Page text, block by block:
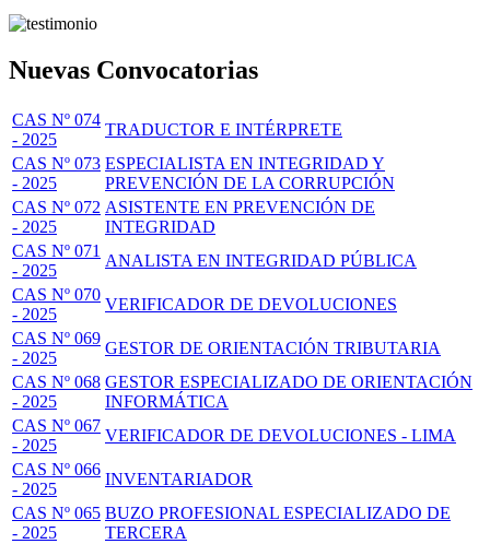
Nuevas Convocatorias
CAS Nº 074
- 2025
TRADUCTOR E INTÉRPRETE
CAS Nº 073
- 2025
ESPECIALISTA EN INTEGRIDAD Y
PREVENCIÓN DE LA CORRUPCIÓN
CAS Nº 072
- 2025
ASISTENTE EN PREVENCIÓN DE
INTEGRIDAD
CAS Nº 071
- 2025
ANALISTA EN INTEGRIDAD PÚBLICA
CAS Nº 070
- 2025
VERIFICADOR DE DEVOLUCIONES
CAS Nº 069
- 2025
GESTOR DE ORIENTACIÓN TRIBUTARIA
CAS Nº 068
- 2025
GESTOR ESPECIALIZADO DE ORIENTACIÓN
INFORMÁTICA
CAS Nº 067
- 2025
VERIFICADOR DE DEVOLUCIONES - LIMA
CAS Nº 066
- 2025
INVENTARIADOR
CAS Nº 065
- 2025
BUZO PROFESIONAL ESPECIALIZADO DE
TERCERA